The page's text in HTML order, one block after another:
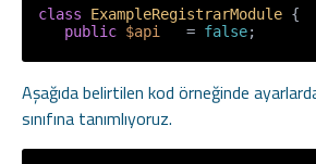
class ExampleRegistrarModule {
public $api
   =
false;
Aşağıda belirtilen kod örneğinde
sınıfına tanımlıyoruz.